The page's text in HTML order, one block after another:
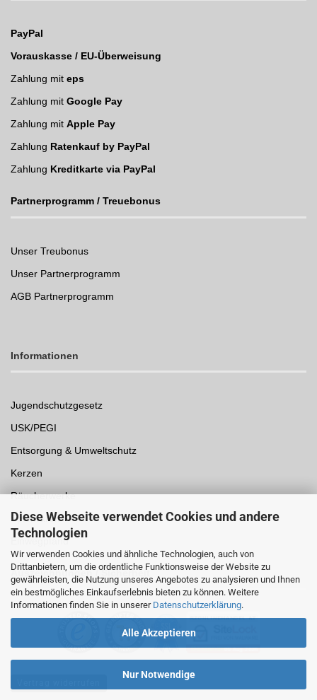
Diese Webseite verwendet Cookies und andere
Technologien
Wir verwenden Cookies und ähnliche Technologien, auch von
Drittanbietern, um die ordentliche Funktionsweise der Website zu
gewährleisten, die Nutzung unseres Angebotes zu analysieren und Ihnen
ein bestmögliches Einkaufserlebnis bieten zu können. Weitere
Informationen finden Sie in unserer Datenschutzerklärung.
Alle Akzeptieren
Nur Notwendige
PayPal
Vorauskasse / EU-Überweisung
Zahlung mit eps
Zahlung mit Google Pay
Zahlung mit Apple Pay
Zahlung Ratenkauf by PayPal
Zahlung Kreditkarte via PayPal
Partnerprogramm / Treuebonus
Unser Treubonus
Unser Partnerprogramm
AGB Partnerprogramm
Informationen
Jugendschutzgesetz
USK/PEGI
Entsorgung & Umweltschutz
Kerzen
Räucherwerke
Spielwaren
Einwegpfand
Auszeichnungen /Sicherheit